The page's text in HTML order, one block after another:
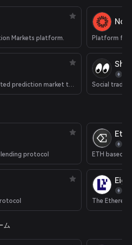
Markets platform.
Kalshi is a federally regulated prediction market that supports cryptocurrency deposits.
Platform for
Social
protocol ETH based
The
ム